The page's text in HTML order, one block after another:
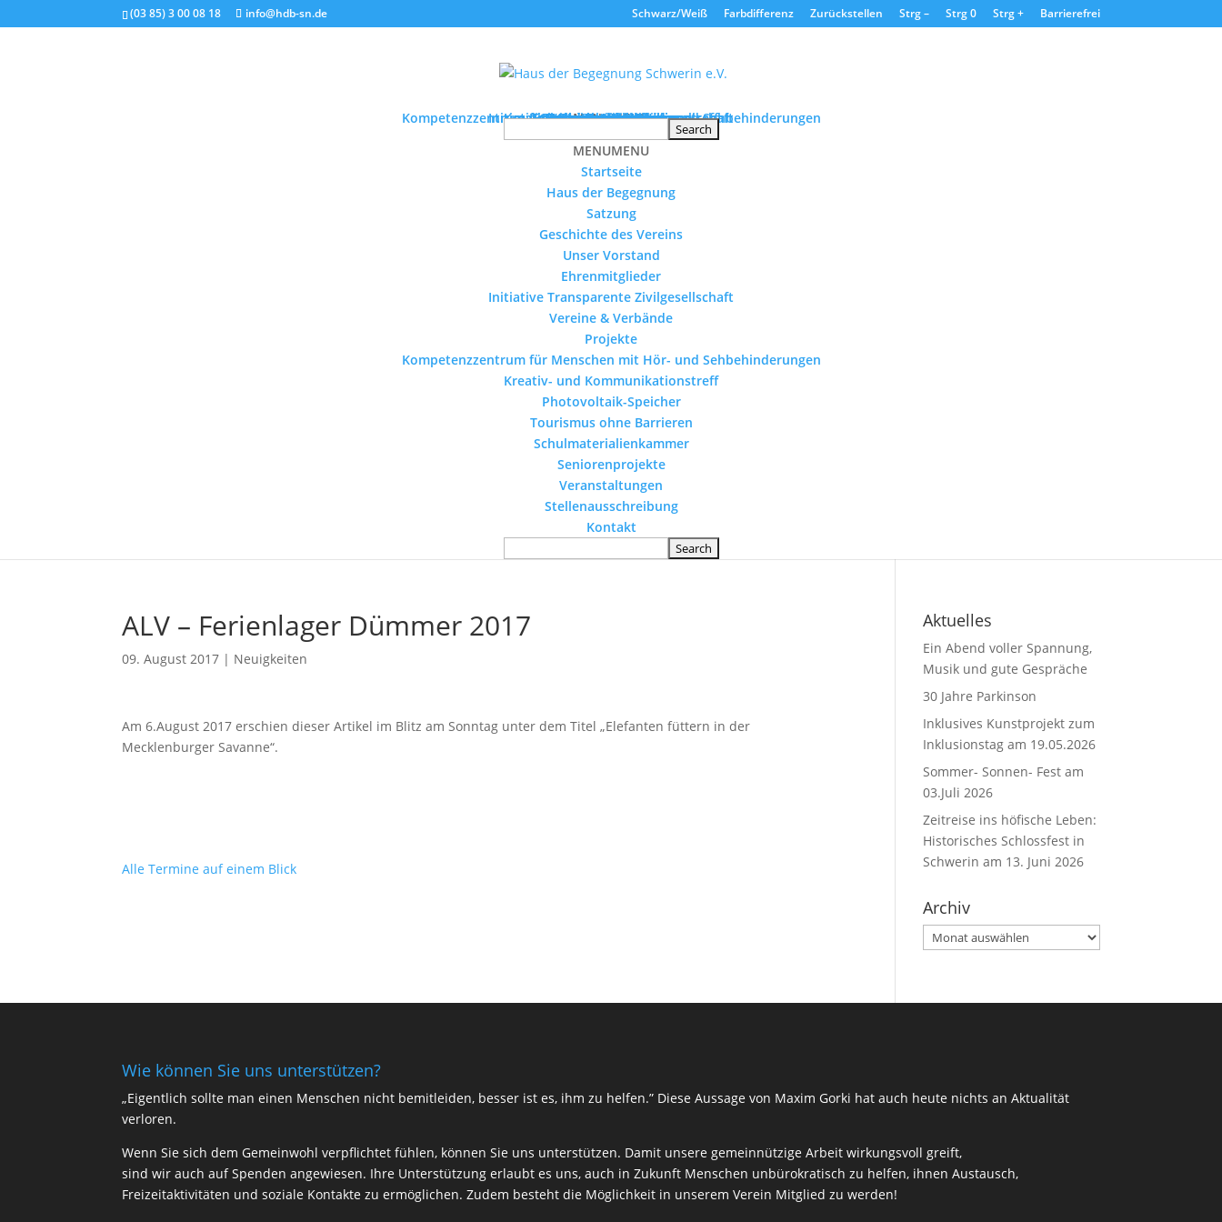
(03 85) 3 00 08 18 info@hdb-sn.de Schwarz/Weiß Farbdifferenz Zurückstellen Strg – Strg 0 Strg + Barrierefrei
MENUMENU
Startseite
Haus der Begegnung
Satzung
Geschichte des Vereins
Unser Vorstand
Ehrenmitglieder
Initiative Transparente Zivilgesellschaft
Vereine & Verbände
Projekte
Kompetenzzentrum für Menschen mit Hör- und Sehbehinderungen
Kreativ- und Kommunikationstreff
Photovoltaik-Speicher
Tourismus ohne Barrieren
Schulmaterialienkammer
Seniorenprojekte
Veranstaltungen
Stellenausschreibung
Kontakt
MENUMENU
Startseite
Haus der Begegnung
Satzung
Geschichte des Vereins
Unser Vorstand
Ehrenmitglieder
Initiative Transparente Zivilgesellschaft
Vereine & Verbände
Projekte
Kompetenzzentrum für Menschen mit Hör- und Sehbehinderungen
Kreativ- und Kommunikationstreff
Photovoltaik-Speicher
Tourismus ohne Barrieren
Schulmaterialienkammer
Seniorenprojekte
Veranstaltungen
Stellenausschreibung
Kontakt
ALV – Ferienlager Dümmer 2017
09. August 2017 | Neuigkeiten
Am 6.August 2017 erschien dieser Artikel im Blitz am Sonntag unter dem Titel „Elefanten füttern in der
Mecklenburger Savanne“.
Alle Termine auf einem Blick
Aktuelles
Ein Abend voller Spannung,
Musik und gute Gespräche
30 Jahre Parkinson
Inklusives Kunstprojekt zum
Inklusionstag am 19.05.2026
Sommer- Sonnen- Fest am
03.Juli 2026
Zeitreise ins höfische Leben:
Historisches Schlossfest in
Schwerin am 13. Juni 2026
Archiv
Archiv
Wie können Sie uns unterstützen?
„Eigentlich sollte man einen Menschen nicht bemitleiden, besser ist es, ihm zu helfen.” Diese Aussage von Maxim Gorki hat auch heute nichts an Aktualität
verloren.
Wenn Sie sich dem Gemeinwohl verpflichtet fühlen, können Sie uns unterstützen. Damit unsere gemeinnützige Arbeit wirkungsvoll greift,
sind wir auch auf Spenden angewiesen. Ihre Unterstützung erlaubt es uns, auch in Zukunft Menschen unbürokratisch zu helfen, ihnen Austausch,
Freizeitaktivitäten und soziale Kontakte zu ermöglichen. Zudem besteht die Möglichkeit in unserem Verein Mitglied zu werden!